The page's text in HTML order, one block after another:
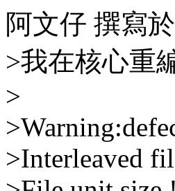
阿文仔 撰寫
>我在核心重
>
>Interleaved